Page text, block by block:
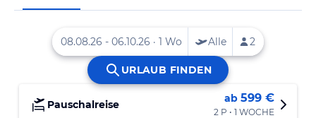
Pauschalreise ab 599 €
2 P • 1 WOCHE